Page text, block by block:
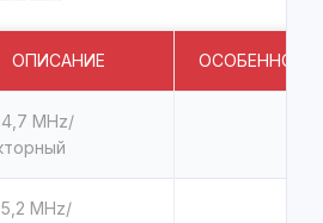
ОПИСАНИЕ
MHz/
MHz/